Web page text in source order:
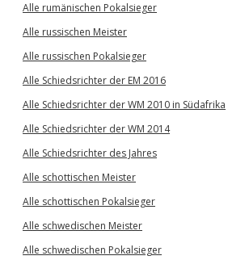
Alle rumänischen Pokalsieger
Alle russischen Meister
Alle russischen Pokalsieger
Alle Schiedsrichter der EM 2016
Alle Schiedsrichter der WM 2010 in Südafrika
Alle Schiedsrichter der WM 2014
Alle Schiedsrichter des Jahres
Alle schottischen Meister
Alle schottischen Pokalsieger
Alle schwedischen Meister
Alle schwedischen Pokalsieger